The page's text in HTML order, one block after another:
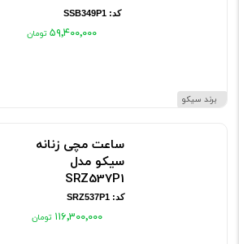
برند سیکو
کد: SSB349P1
۵۹٬۴۰۰٬۰۰۰
ساعت مچی زنانه
سیکو مدل
SRZ537P1
کد: SRZ537P1
۱۱۶٬۳۰۰٬۰۰۰